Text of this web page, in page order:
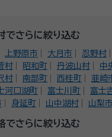
でさらに絞り込む
上野原市 大月市 忍野村
村 昭和町 丹波山村 中
村 南部町 西桂町 韮崎
河口湖町 富士川町 富士
身延町 山中湖村 山梨
でさらに絞り込む